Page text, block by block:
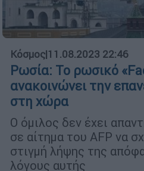
Κόσμος|11.08.2023 22:46
Ρωσία: Το ρωσικό
ανακοινώνει την
στη χώρα
Ο όμιλος δεν έχει
σε αίτημα του AFP να
στιγμή λήψης της
λόγους αυτής